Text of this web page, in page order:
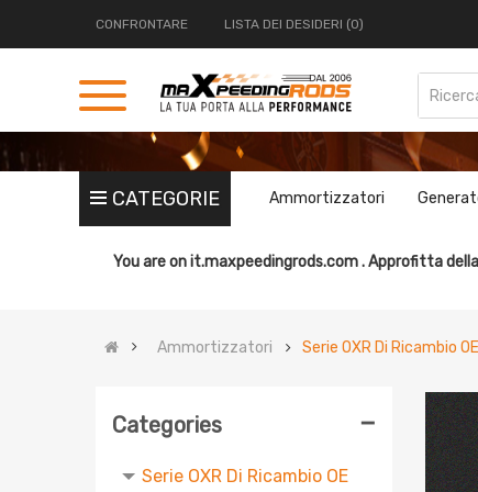
CONFRONTARE LISTA DEI DESIDERI (0)
CATEGORIE Ammortizzatori
You are onit.maxpeedingrods.com .Approfitta
Ammortizzatori Serie OXR Di Ricambio OE
Categories -
Serie Street Performance T6
Serie Street Basis B2
Kit conversione sospensioni a
molle
Serie OXR Di Ricambio OE